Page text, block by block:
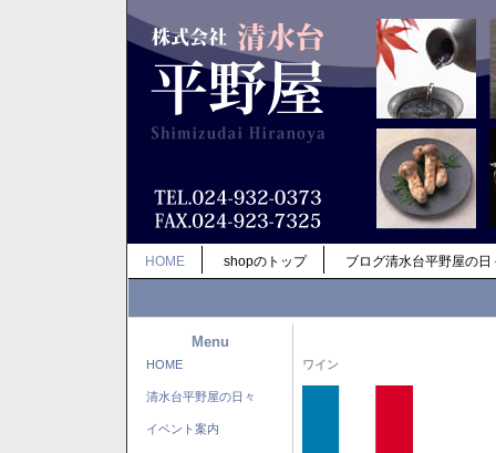
HOME shopのトップ ブログ清水台平野屋の日
Menu
HOME
清水台平野屋の日々
イベント案内
ワイン